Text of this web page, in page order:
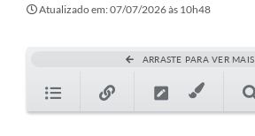
Arquivos para Download
Atualizado em: 07/07/2026 às 10h48
ARRASTE PARA VER MAIS